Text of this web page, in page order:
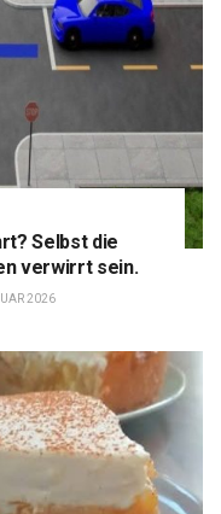
Selbst die
verwirrt sein.
2026